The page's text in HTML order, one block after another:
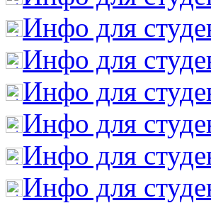
Инфо для
Инфо для
Инфо для
Инфо для
Инфо для
Инфо для